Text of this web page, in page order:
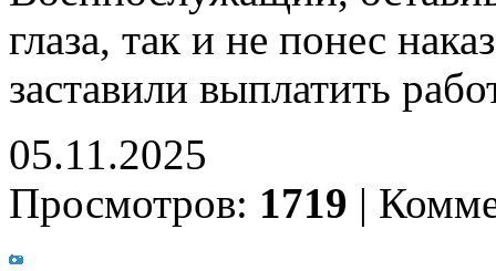
глаза, так и не понес
заставили выплатить
05.11.2025
Просмотров: 1719 |